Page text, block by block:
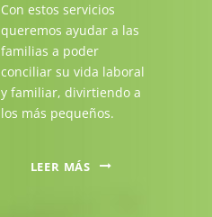
Con estos servicios
queremos ayudar a las
familias a poder
conciliar su vida laboral
y familiar, divirtiendo a
los más pequeños.
LEER MÁS